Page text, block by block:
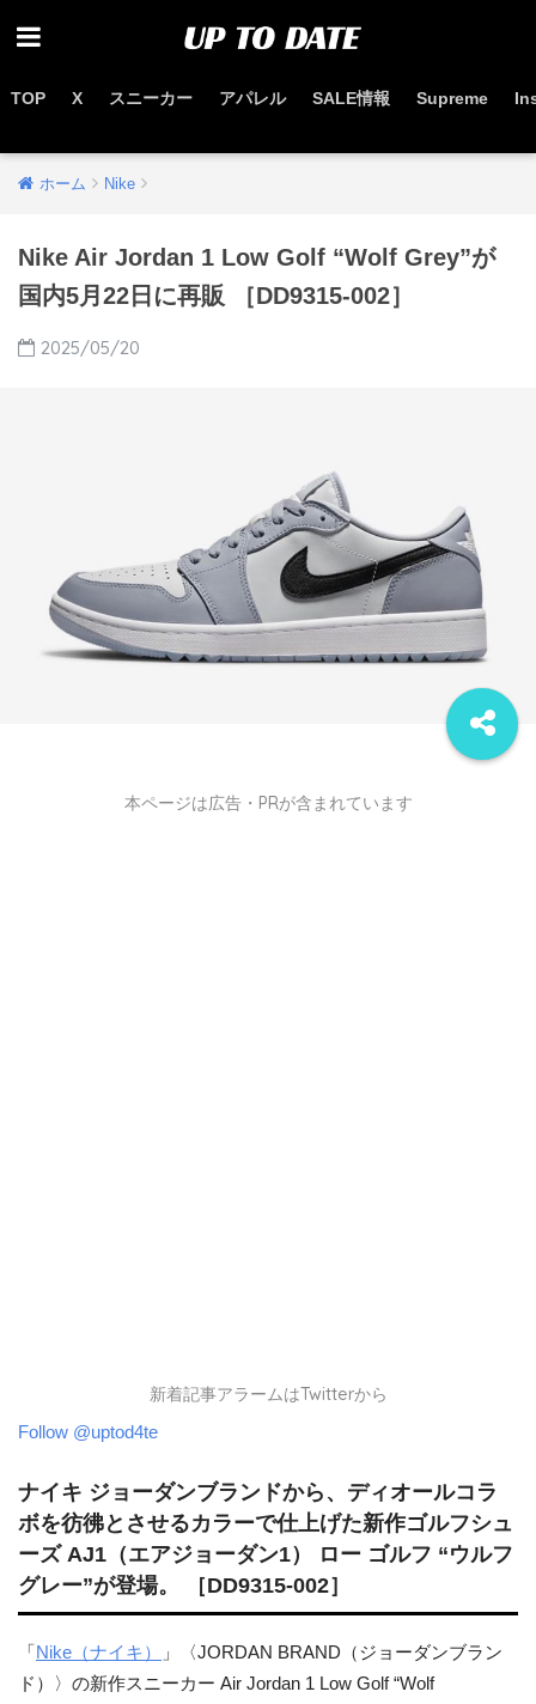
TOP X スニーカー アパレル SALE情報 Supreme
ホーム Nike
Nike Air Jordan 1 Low Golf “Wolf Grey”が
国内5月22日に再販 ［DD9315-002］
2025/05/20
本ページは広告・PRが含まれています
新着記事アラームはTwitterから
Follow @uptod4te
ナイキ ジョーダンブランドから、ディオールコラ
ボを彷彿とさせるカラーで仕上げた新作ゴルフシュ
ーズ AJ1（エアジョーダン1） ロー ゴルフ “ウルフ
グレー”が登場。 ［DD9315-002］
「 Nike（ナイキ）
」〈JORDAN BRAND（ジョーダンブラン
ド）〉の新作スニーカー Air Jordan 1 Low Golf “Wolf